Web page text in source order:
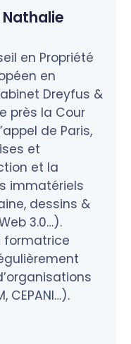
Nathalie
en Propriété
en
Dreyfus &
près la Cour
de Paris,
et
et la
immatériels
dessins &
3.0…).
formatrice
CEPANI…).